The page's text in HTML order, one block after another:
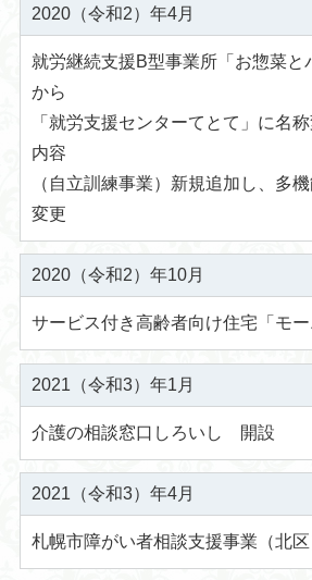
2020（令和2）年4月
就労継続支援B型事業所「お惣菜と
から
「就労支援センターてとて」に名
内容
（自立訓練事業）新規追加し、多
変更
2020（令和2）年10月
サービス付き高齢者向け住宅「モ
2021（令和3）年1月
介護の相談窓口しろいし 開設
2021（令和3）年4月
札幌市障がい者相談支援事業（北